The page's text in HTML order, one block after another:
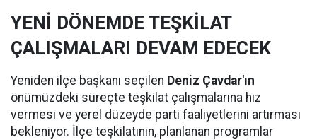
YENİ DÖNEMDE TEŞKİLAT
ÇALIŞMALARI DEVAM EDECEK
Yeniden ilçe başkanı seçilen Deniz Çavdar'ın
önümüzdeki süreçte teşkilat çalışmalarına hız
vermesi ve yerel düzeyde parti faaliyetlerini artırması
bekleniyor. İlçe teşkilatının, planlanan programlar